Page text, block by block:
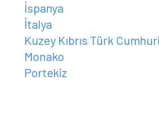
İspanya
İtalya
Kuzey Kıbrıs Türk
Monako
Portekiz